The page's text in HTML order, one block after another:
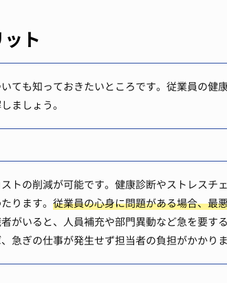
ト
ても知っておきたいところです。従業員の健
ましょう。
トの削減が可能です。健康診断やストレスチ
ります。 従業員の心身に問題がある場合、最
がいると、人員補充や部門異動など急を要す
急ぎの仕事が発生せず担当者の負担がかかりま